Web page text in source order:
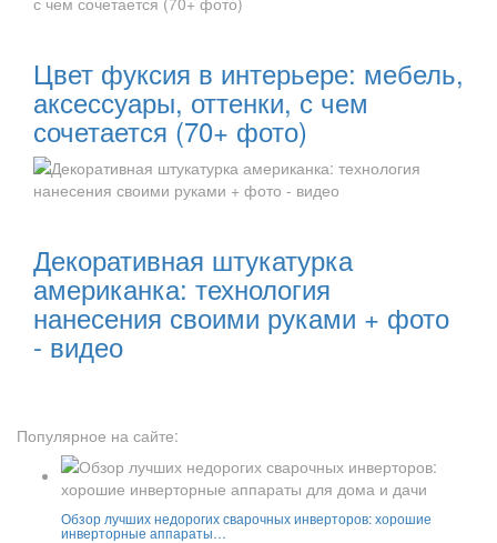
Цвет фуксия в интерьере: мебель,
аксессуары, оттенки, с чем
сочетается (70+ фото)
Декоративная штукатурка
американка: технология
нанесения своими руками + фото
- видео
Популярное на сайте:
Обзор лучших недорогих сварочных инверторов: хорошие
инверторные аппараты…